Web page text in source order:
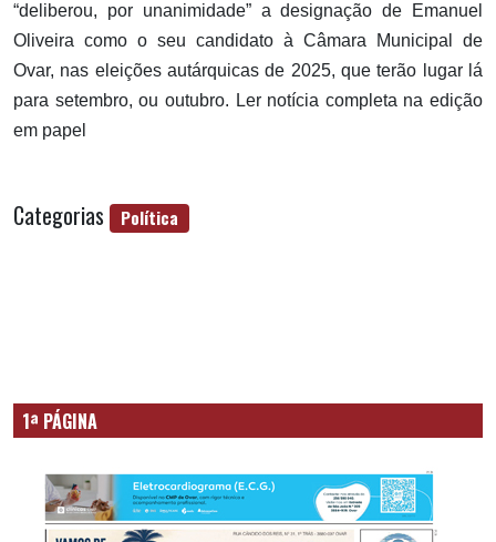
“deliberou, por unanimidade” a designação de Emanuel
Oliveira como o seu candidato à Câmara Municipal de
Ovar, nas eleições autárquicas de 2025, que terão lugar lá
para setembro, ou outubro. Ler notícia completa na edição
em papel
Categorias Política
1ª PÁGINA